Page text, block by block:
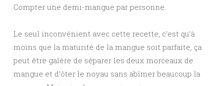
Compter une demi-mangue par personne.
Le seul inconvénient avec cette recette, c’est qu’à
moins que la maturité de la mangue soit parfaite, ça
peut être galère de séparer les deux morceaux de
mangue et d’ôter le noyau sans abîmer beaucoup la